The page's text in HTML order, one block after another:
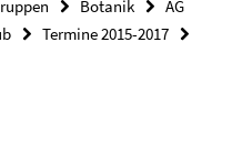
Botanik
AG
Termine 2015-2017